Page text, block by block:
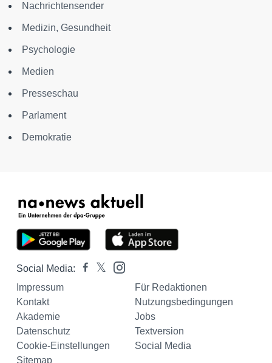
Nachrichtensender
Medizin, Gesundheit
Psychologie
Medien
Presseschau
Parlament
Demokratie
Social Media:
Impressum
Für Redaktionen
Kontakt
Nutzungsbedingungen
Akademie
Jobs
Datenschutz
Textversion
Cookie-Einstellungen
Social Media
Sitemap